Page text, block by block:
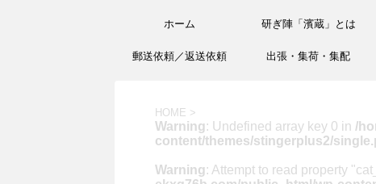
ホーム 研ぎ陣「濱蔵」とは
郵送依頼／返送依頼 出張・集荷・集配
HOME >
Warning: Undefined array key 0 in /
content/themes/stingerplus2/
Warning: Attempt to read property